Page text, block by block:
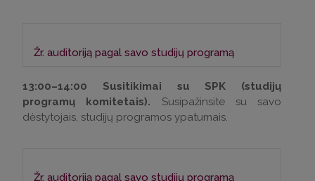
Žr. auditoriją pagal savo studijų programą
Anglų filologija – 92 (Z. Zinkevičiaus) aud.
Anglų ir kita užsienio (ispanų / prancūzų) kalba
– K. Donelaičio aud.; Anglų ir kita užsienio
13:00–14:00 Susitikimai su SPK (studijų
programų komitetais). Susipažinsite su savo
dėstytojais, studijų programos ypatumais.
Žr. auditoriją pagal savo studijų programą